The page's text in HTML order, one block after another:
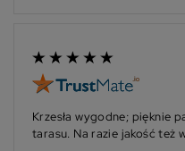
Krzesła wygodne; pięknie
tarasu. Na razie jakość też